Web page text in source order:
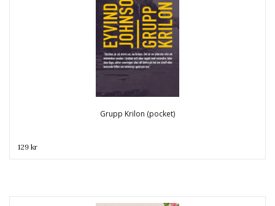
Grupp Krilon (pocket)
129 kr